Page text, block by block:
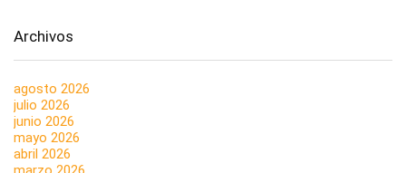
Archivos
agosto 2026
julio 2026
junio 2026
mayo 2026
abril 2026